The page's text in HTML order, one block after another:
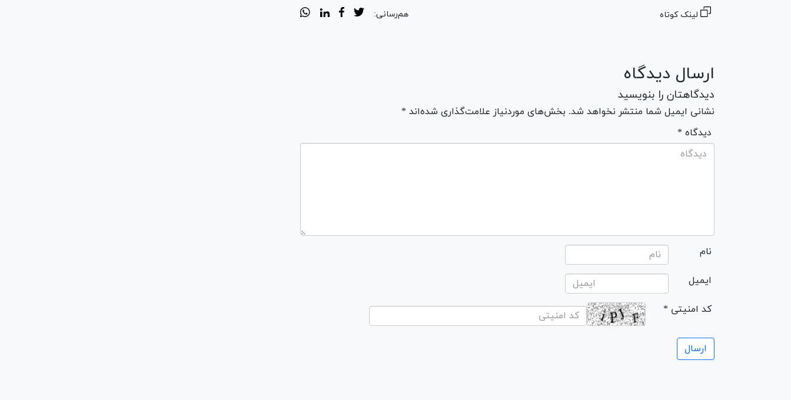
لینک کوتاه هم‌رسانی:
ارسال دیدگاه
دیدگاهتان را بنویسید
نشانی ایمیل شما منتشر نخواهد شد. بخش‌های موردنیاز علامت‌گذاری شده‌اند *
* دیدگاه
نام
ایمیل
* کد امنیتی